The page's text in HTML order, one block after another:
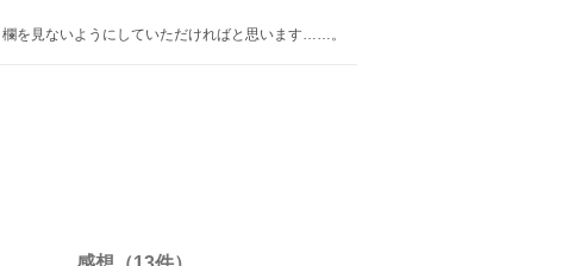
を見ないようにしていただければと思います……。